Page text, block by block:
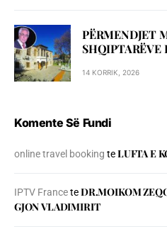
PËRMENDJET
SHQIPTARËVE
14 KORRIK, 2026
Komente Së Fundi
online travel booking teLUFTA E
IPTV FranceteDR.MOIKOM
GJON VLADIMIRIT